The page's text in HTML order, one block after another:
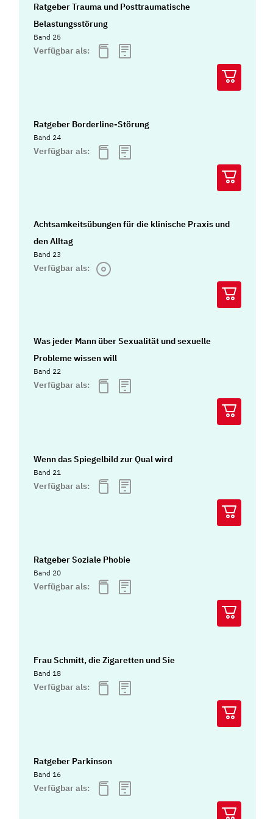
Ratgeber Trauma und Posttraumatische
Belastungsstörung
Band 25
Verfügbar als:
Ratgeber Borderline-Störung
Band 24
Verfügbar als:
Achtsamkeitsübungen für die klinische Praxis und
den Alltag
Band 23
Verfügbar als:
Was jeder Mann über Sexualität und sexuelle
Probleme wissen will
Band 22
Verfügbar als:
Wenn das Spiegelbild zur Qual wird
Band 21
Verfügbar als:
Ratgeber Soziale Phobie
Band 20
Verfügbar als:
Frau Schmitt, die Zigaretten und Sie
Band 18
Verfügbar als:
Ratgeber Parkinson
Band 16
Verfügbar als: